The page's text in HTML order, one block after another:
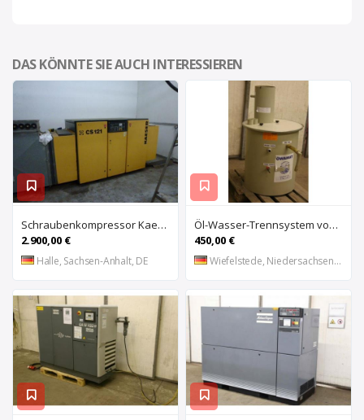
DAS KÖNNTE SIE AUCH INTERESSIEREN
Schraubenkompressor Kaeser CS 121 75kW -12 bar & Luftansaugkanal
2.900,00 €
Halle, Sachsen-Anhalt, DE
Öl-Wasser-Trennsystem von BEKO – OEWAMAT
450,00 €
Wiefelstede, Niedersachsen, DE